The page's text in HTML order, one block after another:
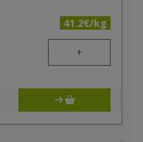
41.2€/kg
+